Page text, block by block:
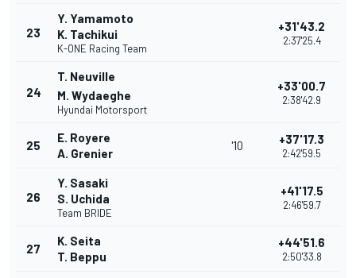
23
Y. Yamamoto
K. Tachikui
K-ONE Racing Team
+31'43.2
2:37'25.4
24
T. Neuville
M. Wydaeghe
Hyundai Motorsport
+33'00.7
2:38'42.9
25
E. Royere
A. Grenier
'10 +37'17.3
2:42'59.5
26
Y. Sasaki
S. Uchida
Team BRIDE
+41'17.5
2:46'59.7
27
K. Seita
T. Beppu
+44'51.6
2:50'33.8